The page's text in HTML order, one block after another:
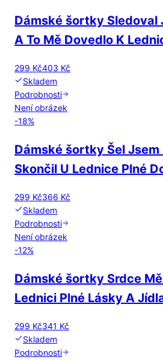
Dámské šortky Sledoval
A To Mě Dovedlo K
299 Kč403 Kč
Skladem
Podrobnosti
Není obrázek
-18%
Dámské šortky Šel Jsem
Skončil U Lednice Plné
299 Kč366 Kč
Skladem
Podrobnosti
Není obrázek
-12%
Dámské šortky Srdce
Lednici Plné Lásky A
299 Kč341 Kč
Skladem
Podrobnosti